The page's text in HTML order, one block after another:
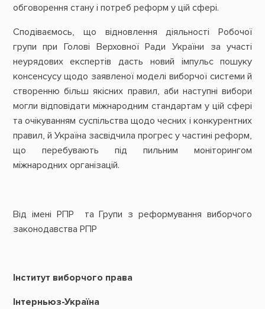
обговорення стану і потреб реформ у цій сфері.
Сподіваємось, що відновлення діяльності Робочої
групи при Голові Верховної Ради України за участі
неурядових експертів дасть новий імпульс пошуку
консенсусу щодо заявленої моделі виборчої системи й
створенню більш якісних правил, аби наступні вибори
могли відповідати міжнародним стандартам у цій сфері
та очікуванням суспільства щодо чесних і конкурентних
правил, й Україна засвідчила прогрес у частині реформ,
що перебувають під пильним моніторингом
міжнародних організацій.
Від імені РПР та Групи з реформування виборчого
законодавства РПР
Інститут виборчого права
Інтерньюз-Україна